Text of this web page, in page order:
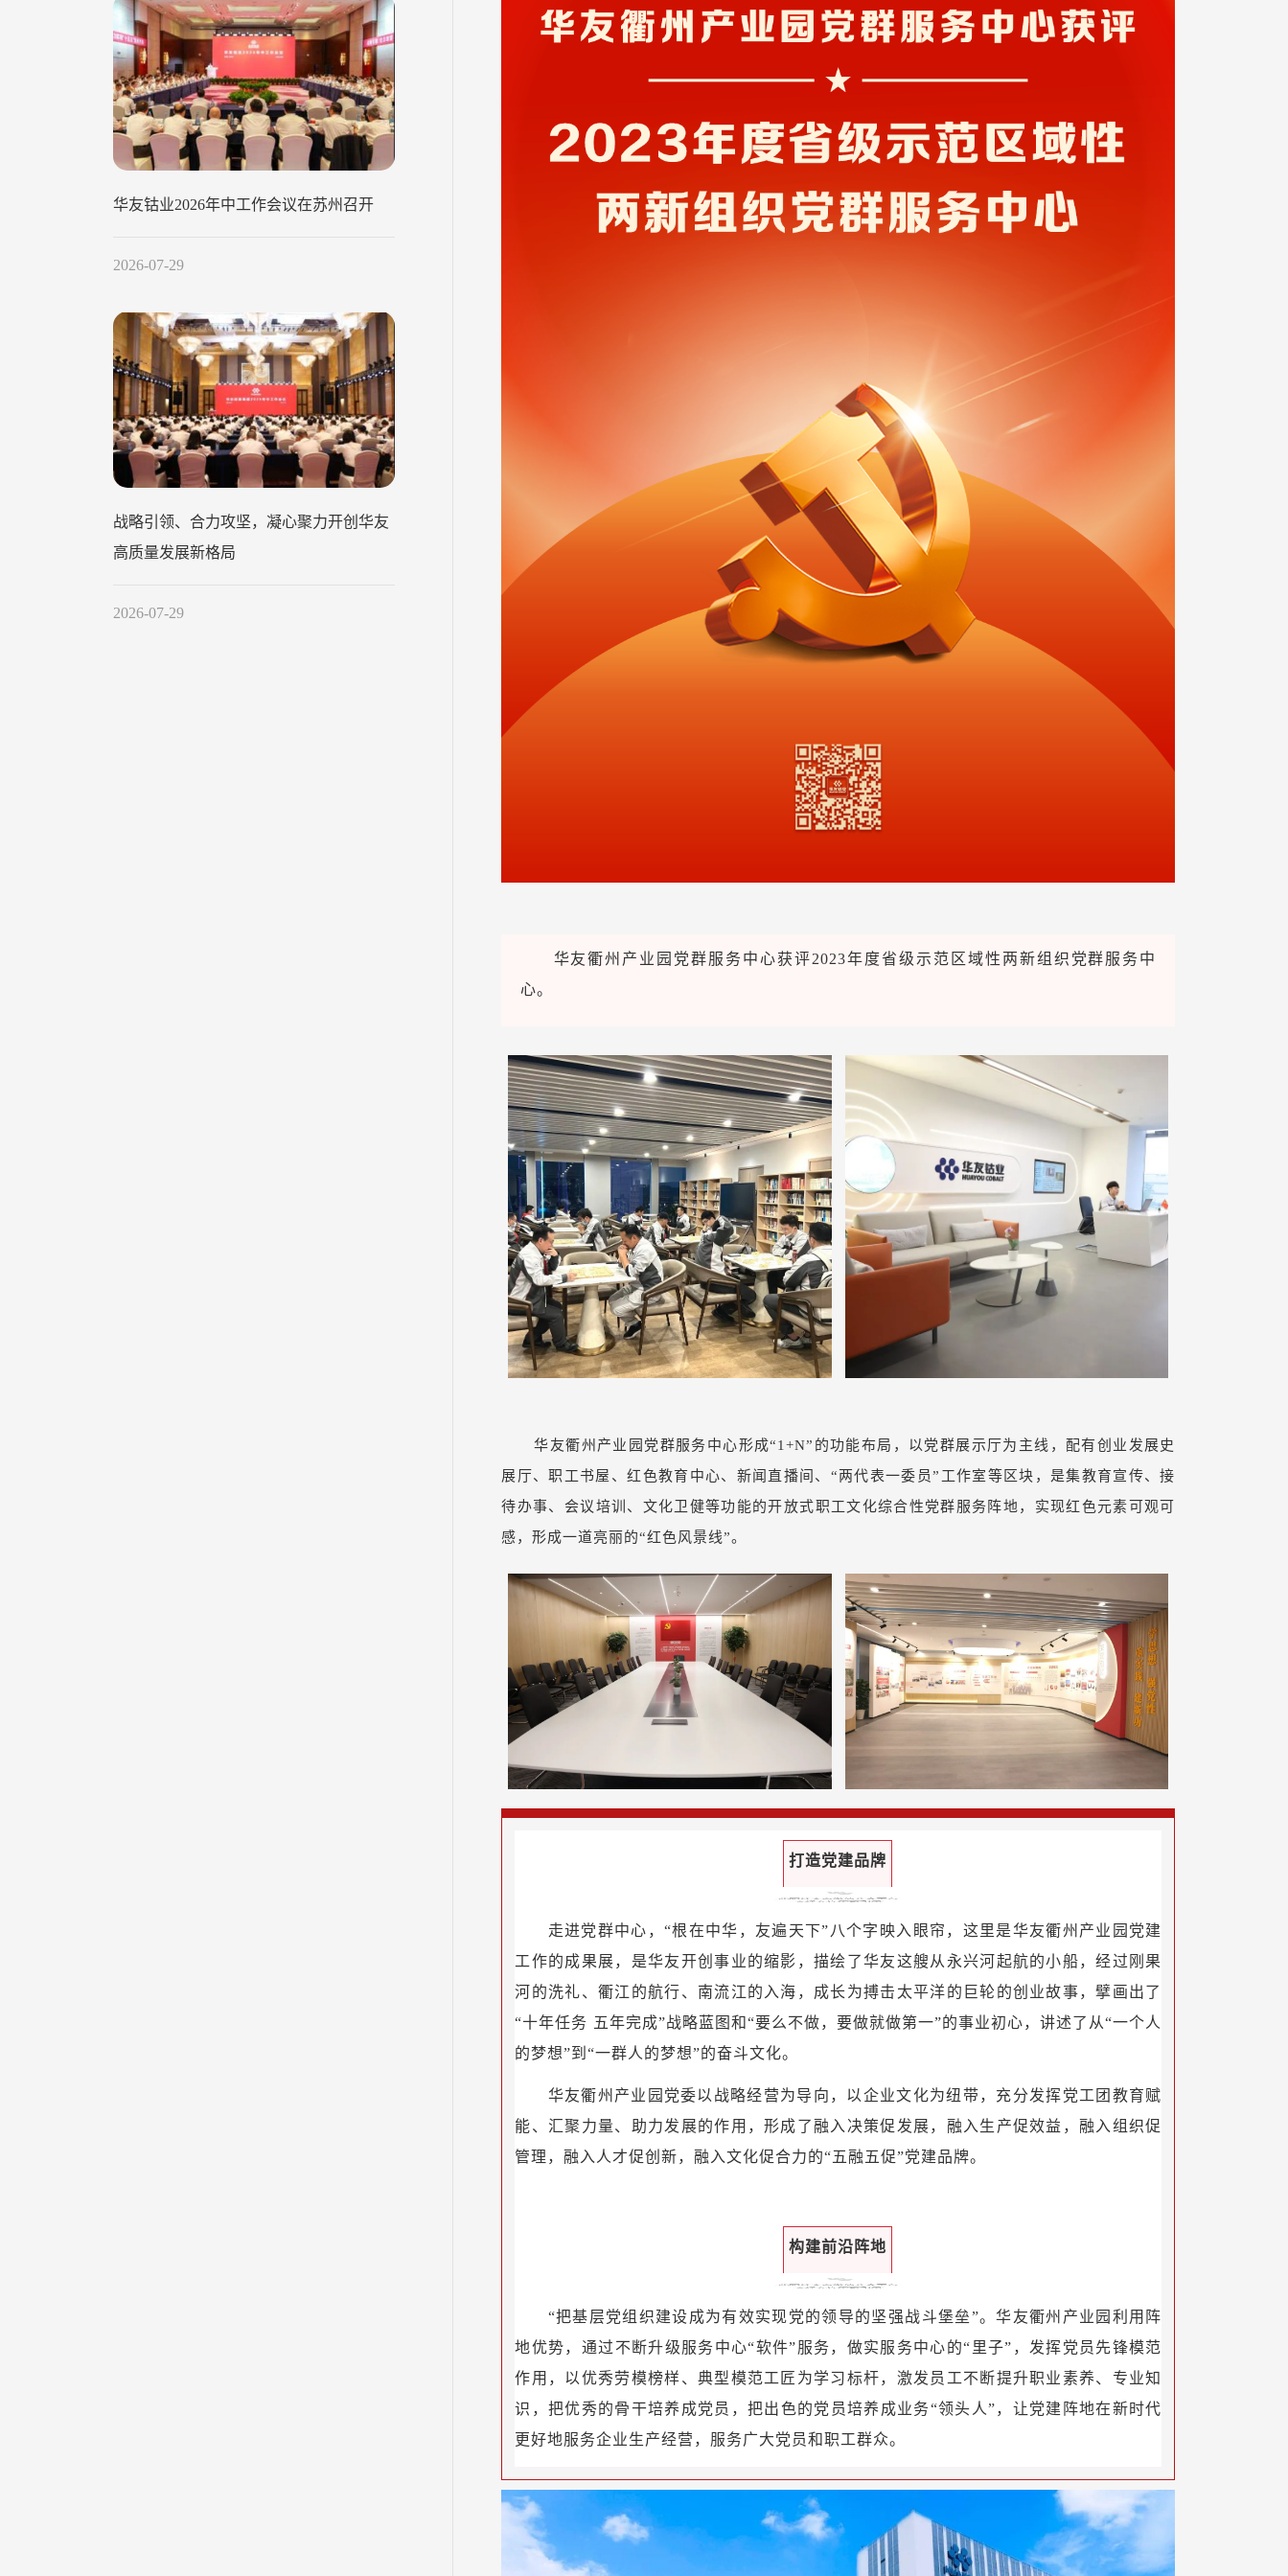
华友钴业2026年中工作会议在苏州召开
2026-07-29
战略引领、合力攻坚，凝心聚力开创华友
高质量发展新格局
2026-07-29
华友衢州产业园党群服务中心获评2023年度省级示范区域性两新组织党群服务中
心。
华友衢州产业园党群服务中心形成“1+N”的功能布局，以党群展示厅为主线，配有创业发展史
展厅、职工书屋、红色教育中心、新闻直播间、“两代表一委员”工作室等区块，是集教育宣传、接
待办事、会议培训、文化卫健等功能的开放式职工文化综合性党群服务阵地，实现红色元素可观可
感，形成一道亮丽的“红色风景线”。
打造党建品牌
走进党群中心，“根在中华，友遍天下”八个字映入眼帘，这里是华友衢州产业园党建
工作的成果展，是华友开创事业的缩影，描绘了华友这艘从永兴河起航的小船，经过刚果
河的洗礼、衢江的航行、南流江的入海，成长为搏击太平洋的巨轮的创业故事，擘画出了
“十年任务 五年完成”战略蓝图和“要么不做，要做就做第一”的事业初心，讲述了从“一个人
的梦想”到“一群人的梦想”的奋斗文化。
华友衢州产业园党委以战略经营为导向，以企业文化为纽带，充分发挥党工团教育赋
能、汇聚力量、助力发展的作用，形成了融入决策促发展，融入生产促效益，融入组织促
管理，融入人才促创新，融入文化促合力的“五融五促”党建品牌。
构建前沿阵地
“把基层党组织建设成为有效实现党的领导的坚强战斗堡垒”。华友衢州产业园利用阵
地优势，通过不断升级服务中心“软件”服务，做实服务中心的“里子”，发挥党员先锋模范
作用，以优秀劳模榜样、典型模范工匠为学习标杆，激发员工不断提升职业素养、专业知
识，把优秀的骨干培养成党员，把出色的党员培养成业务“领头人”，让党建阵地在新时代
更好地服务企业生产经营，服务广大党员和职工群众。